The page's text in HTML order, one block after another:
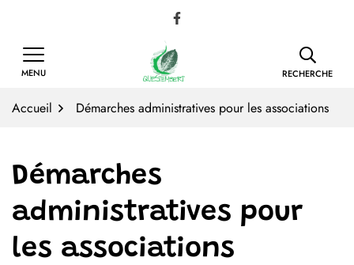
contenu
Lien vers le compte Facebook
MENU RECHERCHE
Accueil Démarches administratives pour les associations
Démarches
administratives pour
les associations